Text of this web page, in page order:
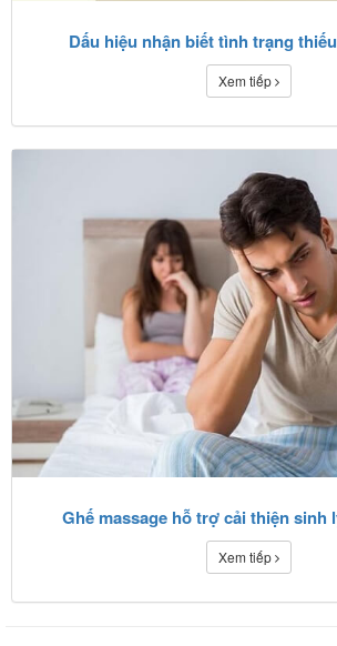
Dấu hiệu nhận biết tình trạng
Xem tiếp
Ghế massage hỗ trợ cải thiện sinh
Xem tiếp